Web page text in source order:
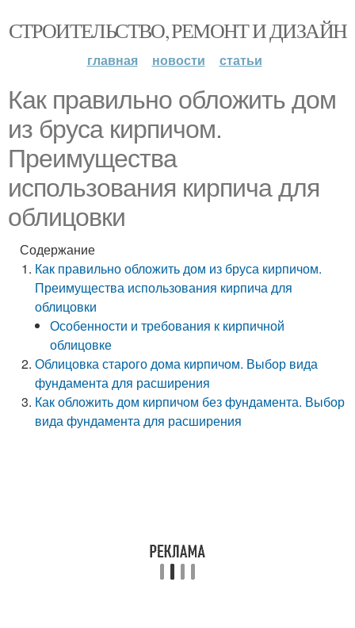
СТРОИТЕЛЬСТВО, РЕМОНТ И ДИЗАЙН
главная новости статьи
Как правильно обложить дом
из бруса кирпичом.
Преимущества
использования кирпича для
облицовки
Содержание
Как правильно обложить дом из бруса кирпичом.
Преимущества использования кирпича для
облицовки
Особенности и требования к кирпичной
облицовке
Облицовка старого дома кирпичом. Выбор вида
фундамента для расширения
Как обложить дом кирпичом без фундамента. Выбор
вида фундамента для расширения